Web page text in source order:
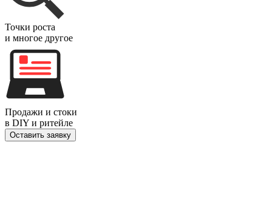
Точки роста
и многое другое
Продажи и стоки
в DIY и ритейле
Оставить заявку